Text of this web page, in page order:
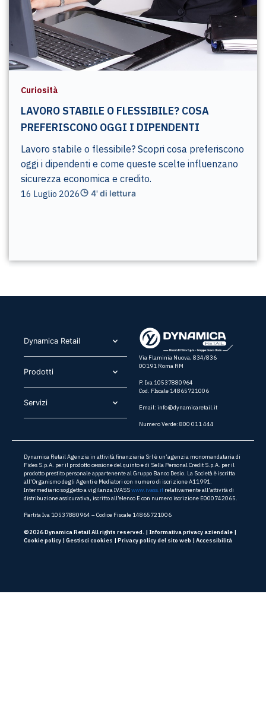
Curiosità
LAVORO STABILE O FLESSIBILE? COSA
PREFERISCONO OGGI I DIPENDENTI
Lavoro stabile o flessibile? Scopri cosa preferiscono
oggi i dipendenti e come queste scelte influenzano
sicurezza economica e credito.
16 Luglio 2026 4' di lettura
Dynamica Retail​
Prodotti​
Servizi​
Via Flaminia Nuova, 834/836
00191 Roma RM
P. Iva 10537880964
Cod. FIscale 14865721006
Email: info@dynamicaretail.it
Numero Verde: 800 011 444
Dynamica Retail Agenzia in attività finanziaria Srl è un’agenzia monomandataria di
Fides S.p.A. per il prodotto cessione del quinto e di Sella Personal Credit S.p.A. per il
prodotto prestito personale appartenente al Gruppo Banco Desio. La Società è iscritta
all’Organismo degli Agenti e Mediatori con numero di iscrizione A11991.
Intermediario soggetto a vigilanza IVASSwww.ivass.it relativamente all’attività di
distribuzione assicurativa, iscritto all’elenco E con numero iscrizione E000742065.
Partita Iva 10537880964 – Codice Fiscale 14865721006
©2026 Dynamica Retail All rights reserved. | Informativa privacy aziendale |
Cookie policy | Gestisci cookies | Privacy policy del sito web | Accessibilità